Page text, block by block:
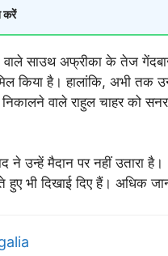
करें
साउथ अफ्रीका के तेज
किया है। हालांकि, अभी तक
वाले राहुल चाहर को
ने उन्हें मैदान पर नहीं उतारा
भी दिखाई दिए हैं। अधिक